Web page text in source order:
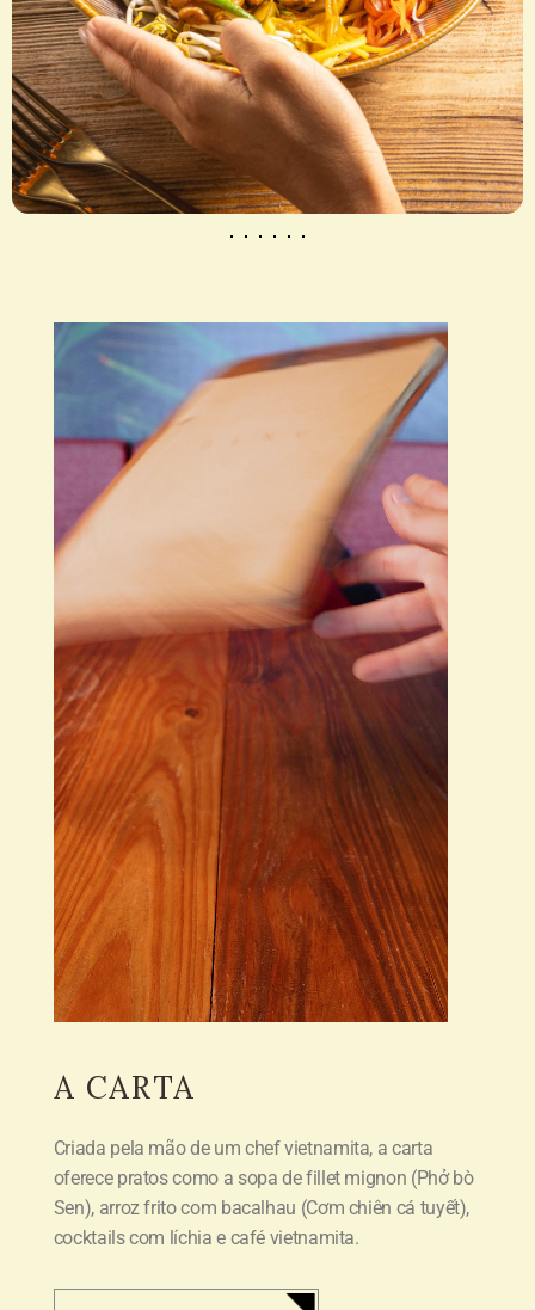
A CARTA
Criada pela mão de um chef vietnamita, a carta
oferece pratos como a sopa de fillet mignon (Phở bò
Sen), arroz frito com bacalhau (Cơm chiên cá tuyết),
cocktails com íchia e café vietnamita.